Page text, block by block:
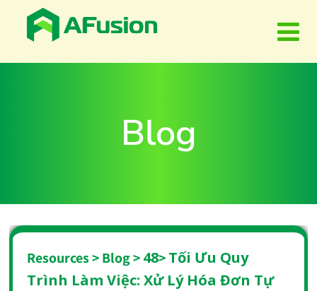
Blog
Resources > Blog >48>Tối Ưu Quy
Trình Làm Việc: Xử Lý Hóa Đơn Tự